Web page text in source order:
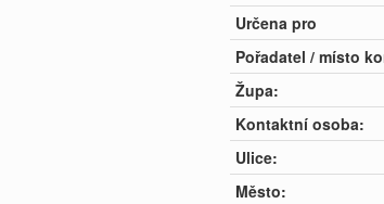
Určena pro
Pořadatel / místo
Župa:
Kontaktní osoba:
Ulice:
Město: